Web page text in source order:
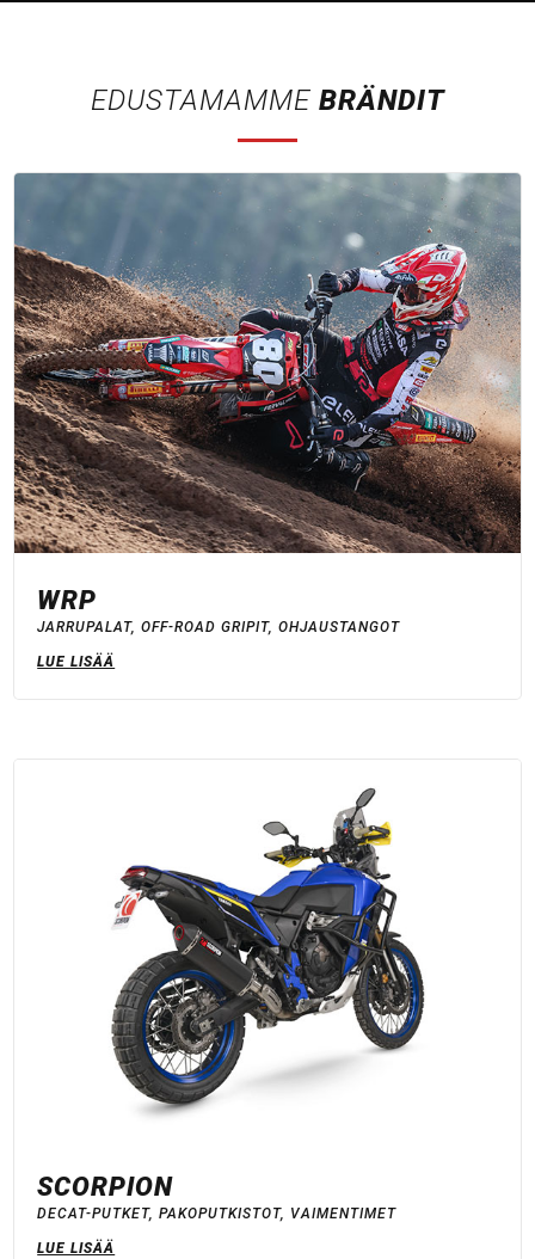
EDUSTAMAMMEBRÄNDIT
WRP
JARRUPALAT,OFF-ROAD GRIPIT,OHJAUSTANGOT
LUE LISÄÄ
SCORPION
DECAT-PUTKET,PAKOPUTKISTOT, VAIMENTIMET
LUE LISÄÄ